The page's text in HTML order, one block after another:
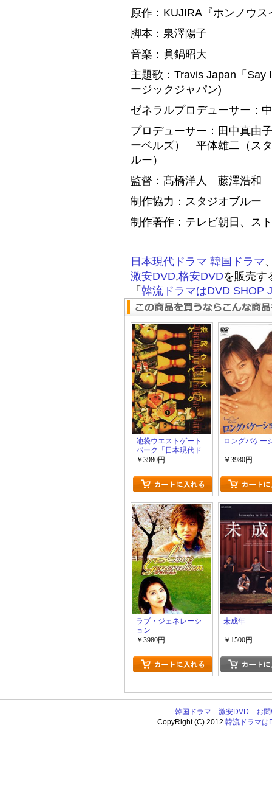
原作：KUJIRA『ホンノウ
脚本：泉澤陽子
音楽：眞鍋昭大
主題歌：Travis Japan「Say
ージックジャパン)
ゼネラルプロデューサー：
プロデューサー：田中真由
ーベルズ） 平体雄二（ス
ルー）
監督：髙橋洋人 藤澤浩和
制作協力：スタジオブルー
制作著作：テレビ朝日、ス
日本現代ドラマ 韓国ドラマ
激安DVD,格安DVDを販売す
「 韓流ドラマはDVD SHOP
池袋ウエストゲート
パーク「日本現代ド
ラマ」
￥3980円
ロングバケー
￥3980円
ラブ・ジェネレーシ
ョン
￥3980円
未成年
￥1500円
韓国ドラマ 激安DVD
お
CopyRight (C) 2012韓流ドラマは